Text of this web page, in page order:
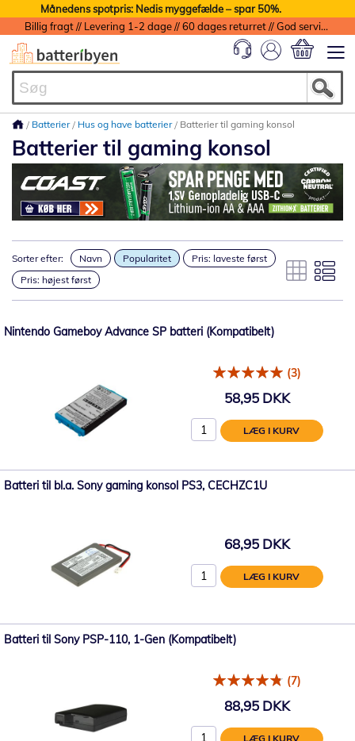
Månedens spotpris: Nedis myggefælde – spar 50%.
Billig fragt // Levering 1-2 dage // 60 dages returret // God service med garanti
Batterier Hus og have batterier Batterier til gaming konsol
Batterier til gaming konsol
Sorter efter: Navn Popularitet
Pris: laveste først
Pris: højest først
Nintendo Gameboy Advance SP batteri (Kompatibelt)
(3)
58,95 DKK
LÆG I KURV
Batteri til bl.a. Sony gaming konsol PS3, CECHZC1U
68,95 DKK
LÆG I KURV
Batteri til Sony PSP-110, 1-Gen (Kompatibelt)
(7)
88,95 DKK
LÆG I KURV